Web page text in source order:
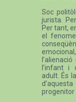
Soc
jurista.
Per tant,
el
l’infant i
adult. És
progenitor